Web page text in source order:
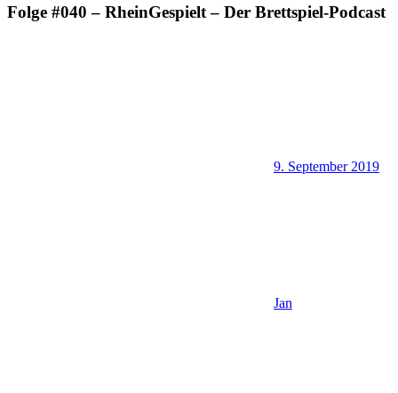
Folge #040 – RheinGespielt – Der Brettspiel-Podcast
9. September 2019
Jan